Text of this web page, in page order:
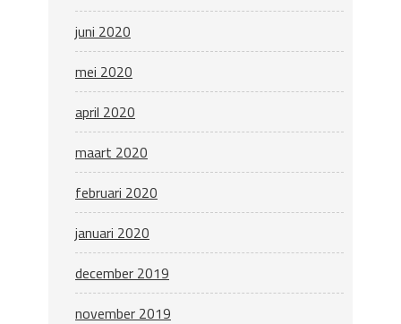
juni 2020
mei 2020
april 2020
maart 2020
februari 2020
januari 2020
december 2019
november 2019